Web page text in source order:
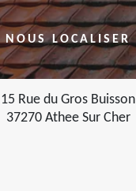
NOUS LOCALISER
15 Rue du Gros Buisson
37270 Athee Sur Cher